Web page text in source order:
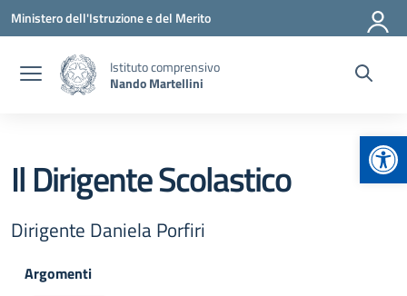
Vai ai contenuti
Vai al menu di navigazione
Vai al footer
Ministero dell'Istruzione e del Merito
Istituto comprensivo
Nando Martellini
Il Dirigente Scolastico
Dirigente Daniela Porfiri
Argomenti